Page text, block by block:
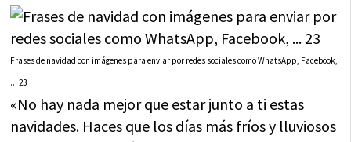
Frases de navidad con imágenes para enviar por redes sociales como WhatsApp, Facebook,
... 23
«No hay nada mejor que estar junto a ti estas
navidades. Haces que los días más fríos y lluviosos